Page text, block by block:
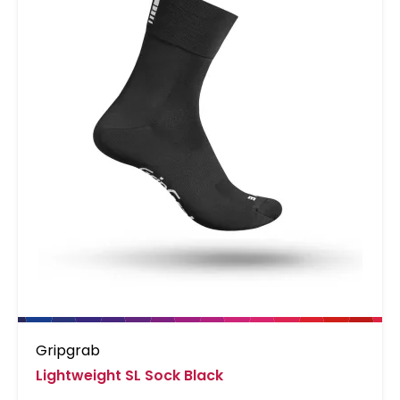
Gripgrab
Lightweight SL Sock Black